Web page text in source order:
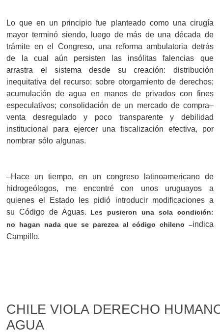
Lo que en un principio fue planteado como una cirugía
mayor terminó siendo, luego de más de una década de
trámite en el Congreso, una reforma ambulatoria detrás
de la cual aún persisten las insólitas falencias que
arrastra el sistema desde su creación: distribución
inequitativa del recurso; sobre otorgamiento de derechos;
acumulación de agua en manos de privados con fines
especulativos; consolidación de un mercado de compra–
venta desregulado y poco transparente y debilidad
institucional para ejercer una fiscalización efectiva, por
nombrar sólo algunas.
–Hace un tiempo, en un congreso latinoamericano de
hidrogeólogos, me encontré con unos uruguayos a
quienes el Estado les pidió introducir modificaciones a
su Código de Aguas. Les pusieron una sola condición:
no hagan nada que se parezca al código chileno –indica
Campillo.
CHILE VIOLA DERECHO
AGUA